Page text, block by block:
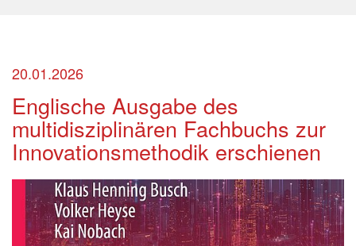
20.01.2026
Englische Ausgabe des
multidisziplinären Fachbuchs zur
Innovationsmethodik erschienen